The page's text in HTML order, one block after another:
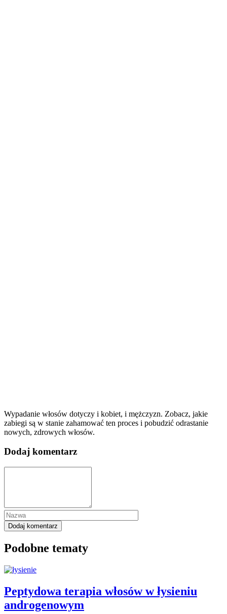
Wypadanie włosów dotyczy i kobiet, i mężczyzn. Zobacz, jakie
zabiegi są w stanie zahamować ten proces i pobudzić odrastanie
nowych, zdrowych włosów.
Dodaj komentarz
Podobne tematy
Peptydowa terapia włosów w łysieniu
androgenowym